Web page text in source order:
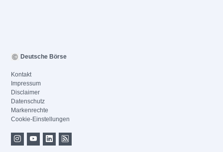
Deutsche Börse
Kontakt
Impressum
Disclaimer
Datenschutz
Markenrechte
Cookie-Einstellungen